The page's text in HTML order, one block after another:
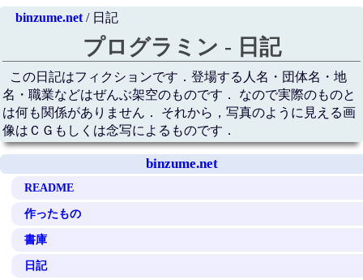
binzume.net/ 日記
プログラミン - 日記
この日記はフィクションです．登場する人名・団体名・地
名・職業などはぜんぶ架空のものです． なので実際のものと
は何も関係がありません． それから，写真のように見える画
像はＣＧもしくは念写によるものです．
binzume.net
README
作ったもの
書庫
日記